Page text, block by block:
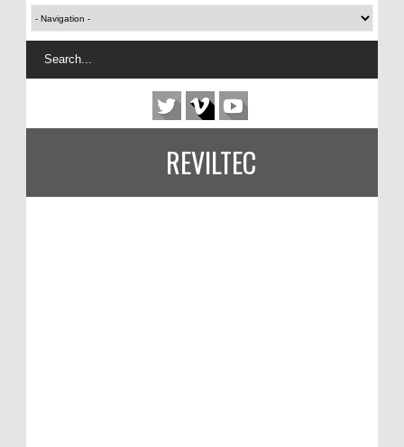
REVILTEC